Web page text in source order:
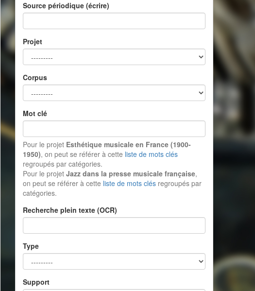
Source périodique (écrire)
Projet
Corpus
Mot clé
Pour le projet Esthétique musicale en France (1900-
1950), on peut se référer à cette liste de mots clés
regroupés par catégories.
Pour le projet Jazz dans la presse musicale française,
on peut se référer à cette liste de mots clés regroupés par
catégories.
Recherche plein texte (OCR)
Type
Support